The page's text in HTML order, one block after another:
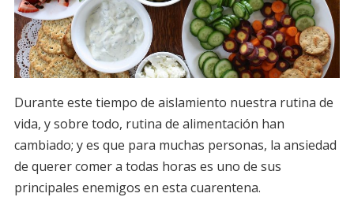
Durante este tiempo de aislamiento nuestra rutina de
vida, y sobre todo, rutina de alimentación han
cambiado; y es que para muchas personas, la ansiedad
de querer comer a todas horas es uno de sus
principales enemigos en esta cuarentena.